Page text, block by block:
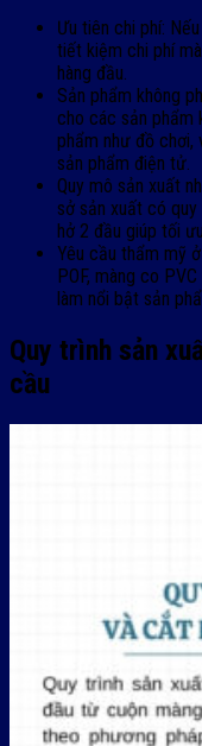
Ưu tiên chi phí:
tiết kiệm chi phí
hàng đầu.
Sản phẩm không
cho các sản
phẩm như đồ chơi,
sản phẩm điện tử.
Quy mô sản xuất
sở sản xuất có
hở 2 đầu giúp tối
Yêu cầu thẩm mỹ
POF, màng co
làm nổi bật sản
Quy trình sản
cầu